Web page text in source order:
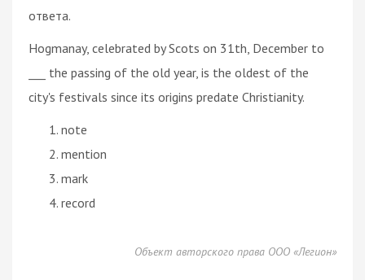
ответа.
Hogmanay, celebrated by Scots on 31th, December to
___ the passing of the old year, is the oldest of the
city's festivals since its origins predate Christianity.
note
mention
mark
record
Объект авторского права ООО «Легион»